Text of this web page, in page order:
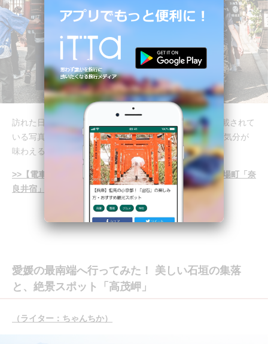
訪れた日にちょうど夏祭りが開催されていたそうで、掲載されて
いる写真からは活気が伝わってきます！ タイムスリップ気分が
味わえる奈良井宿、次の旅先にいかがですか？
>>【電車で信州ひとり旅！その①】ノスタルジックな宿場町「奈
良井宿」へ（ライター：美弥子）
愛媛の最南端へ行ってみた！ 美しい石垣の集落
と、絶景スポット「高茂岬」
（ライター：ちゃんちか）